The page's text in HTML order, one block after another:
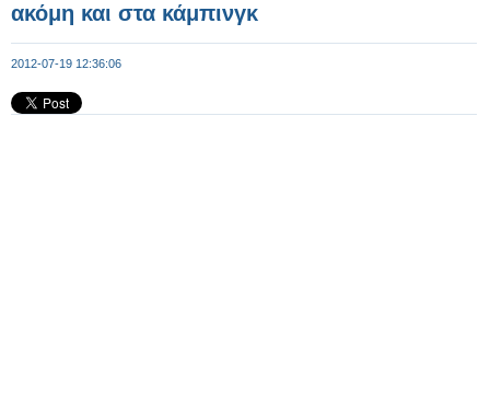
ακόμη και στα κάμπινγκ
2012-07-19 12:36:06